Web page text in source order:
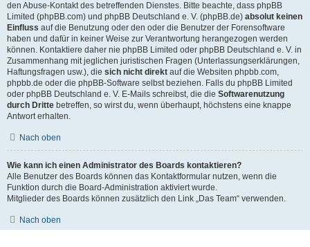
den Abuse-Kontakt des betreffenden Dienstes. Bitte beachte, dass phpBB
Limited (phpBB.com) und phpBB Deutschland e. V. (phpBB.de) absolut keinen
Einfluss auf die Benutzung oder den oder die Benutzer der Forensoftware
haben und dafür in keiner Weise zur Verantwortung herangezogen werden
können. Kontaktiere daher nie phpBB Limited oder phpBB Deutschland e. V. in
Zusammenhang mit jeglichen juristischen Fragen (Unterlassungserklärungen,
Haftungsfragen usw.), die sich nicht direkt auf die Websiten phpbb.com,
phpbb.de oder die phpBB-Software selbst beziehen. Falls du phpBB Limited
oder phpBB Deutschland e. V. E-Mails schreibst, die die Softwarenutzung
durch Dritte betreffen, so wirst du, wenn überhaupt, höchstens eine knappe
Antwort erhalten.
Nach oben
Wie kann ich einen Administrator des Boards kontaktieren?
Alle Benutzer des Boards können das Kontaktformular nutzen, wenn die
Funktion durch die Board-Administration aktiviert wurde.
Mitglieder des Boards können zusätzlich den Link „Das Team“ verwenden.
Nach oben